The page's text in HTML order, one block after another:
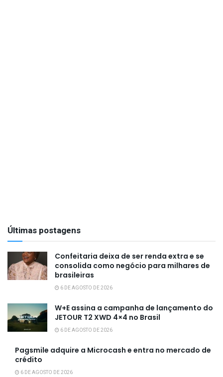
Últimas postagens
Confeitaria deixa de ser renda extra e se
consolida como negócio para milhares de
brasileiras
6 DE AGOSTO DE 2026
W+E assina a campanha de lançamento do
JETOUR T2 XWD 4×4 no Brasil
6 DE AGOSTO DE 2026
Pagsmile adquire a Microcash e entra no mercado de
crédito
6 DE AGOSTO DE 2026